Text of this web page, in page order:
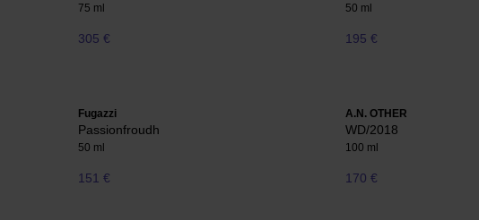
75 ml
305 €
50 ml
195 €
Fugazzi
Passionfroudh
50 ml
151 €
A.N. OTHER
WD/2018
100 ml
170 €